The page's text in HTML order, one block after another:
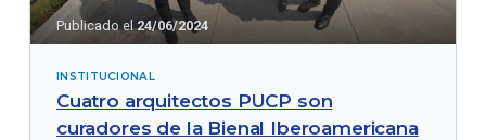
Publicado el24/06/2024
INSTITUCIONAL
Cuatro arquitectos PUCP son
curadores de la Bienal Iberoamericana